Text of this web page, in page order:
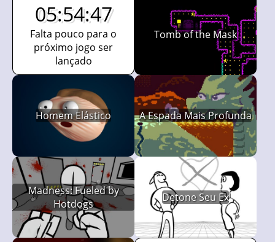
05:54:46
Falta pouco para o
próximo jogo ser
lançado
Tomb of the Mask
Homem Elástico A Espada Mais Profunda
Madness: Fueled by
Hotdogs
Detone Seu Ex